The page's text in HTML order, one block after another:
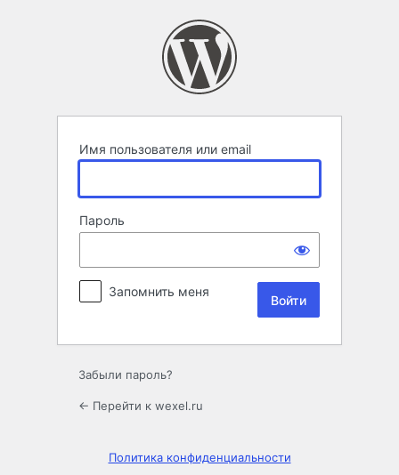
Имя пользователя или email
Пароль
Запомнить меня
Забыли пароль?
← Перейти к wexel.ru
Политика конфиденциальности